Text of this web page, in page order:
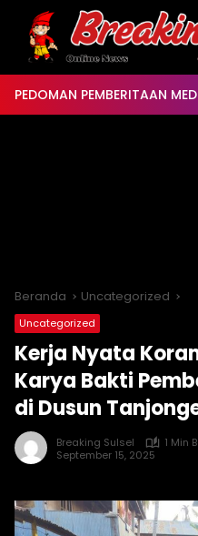
Langsung
konten
PEDOMAN PEMBERITAAN
Beranda Uncategorized
Uncategorized
Kerja Nyata
Karya Bakti
di Dusun
Breaking Sulsel
1 Min
September 15, 2025